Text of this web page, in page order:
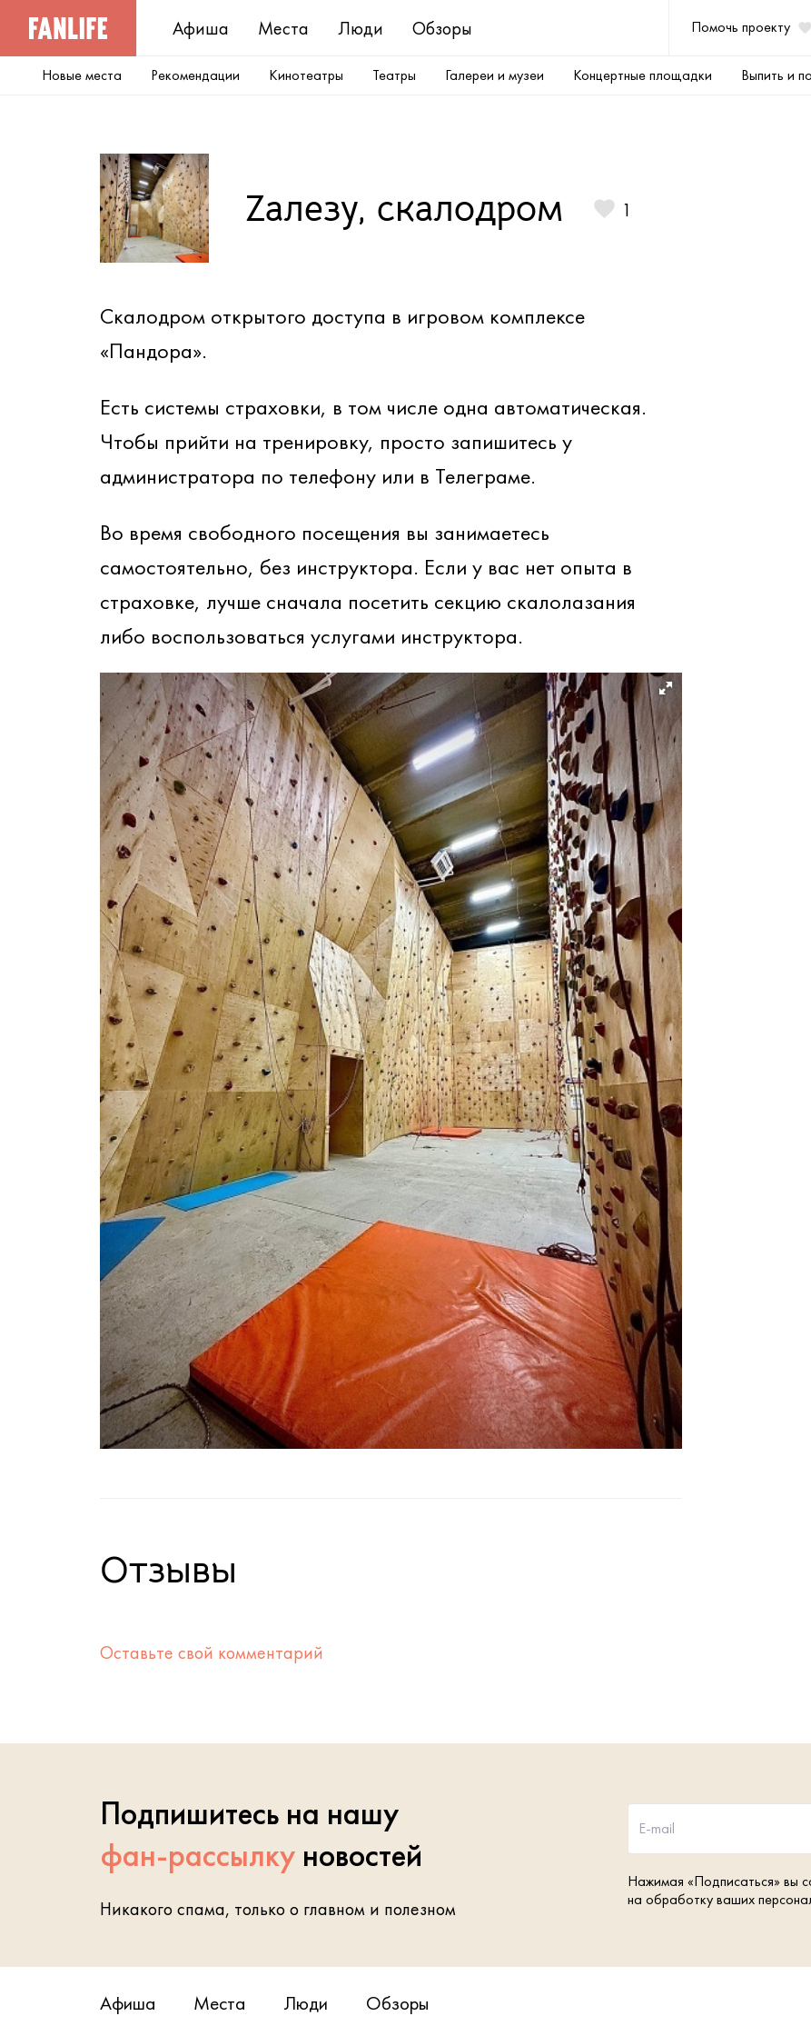
Афиша Места Люди Обзоры Помочь проекту
Новые места Рекомендации Кинотеатры Театры Галереи и музеи Концертные площадки Выпить и
Zaлезу, скалодром 1
Скалодром открытого доступа в игровом комплексе
«Пандора».
Есть системы страховки, в том числе одна автоматическая.
Чтобы прийти на тренировку, просто запишитесь у
администратора по телефону или в Телеграме.
Во время свободного посещения вы занимаетесь
самостоятельно, без инструктора. Если у вас нет опыта в
страховке, лучше сначала посетить секцию скалолазания
либо воспользоваться услугами инструктора.
Отзывы
Оставьте свой комментарий
Подпишитесь на нашу
фан-рассылку новостей
Никакого спама, только о главном и полезном
E-mail
Нажимая «Подписаться» вы
на обработку ваших
Афиша Места Люди Обзоры